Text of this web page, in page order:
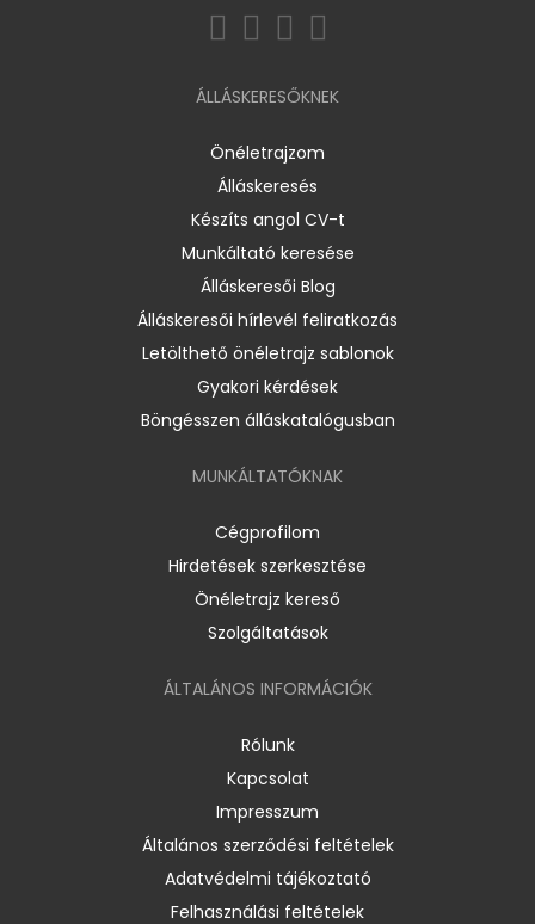
ÁLLÁSKERESŐKNEK
Önéletrajzom
Álláskeresés
Készíts angol CV-t
Munkáltató keresése
Álláskeresői Blog
Álláskeresői hírlevél feliratkozás
Letölthető önéletrajz sablonok
Gyakori kérdések
Böngésszen álláskatalógusban
MUNKÁLTATÓKNAK
Cégprofilom
Hirdetések szerkesztése
Önéletrajz kereső
Szolgáltatások
ÁLTALÁNOS INFORMÁCIÓK
Rólunk
Kapcsolat
Impresszum
Általános szerződési feltételek
Adatvédelmi tájékoztató
Felhasználási feltételek